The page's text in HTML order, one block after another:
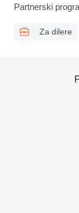
Partnerski
Za dilere